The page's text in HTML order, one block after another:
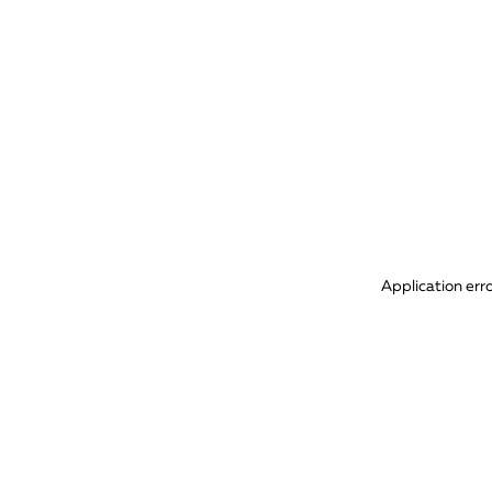
Application